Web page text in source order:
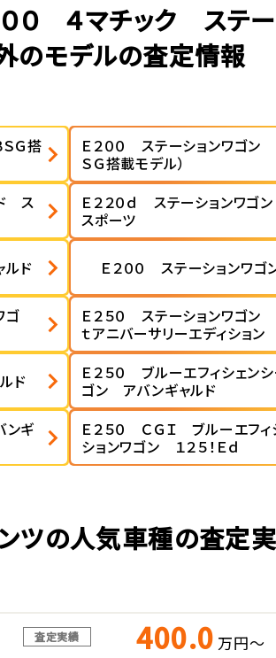
０ ４マチック ステ
のモデルの査定情報
Ｇ搭
Ｅ２００ ステーションワゴ
ＳＧ搭載モデル）
ス
Ｅ２２０ｄ ステーションワゴ
スポーツ
ド Ｅ２００ ステーションワ
ゴ
Ｅ２５０ ステーションワゴ
ｔアニバーサリーエディション
ド
Ｅ２５０ ブルーエフィシェン
ゴン アバンギャルド
ンギ
Ｅ２５０ ＣＧＩ ブルーエフ
ションワゴン １２５！Ｅｄ
ツの人気車種の査定
査定実績 400.0 万円～